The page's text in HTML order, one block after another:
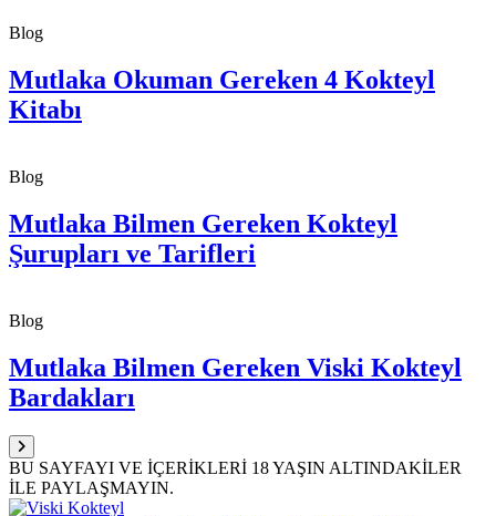
Blog
Mutlaka Okuman Gereken 4 Kokteyl
Kitabı
Blog
Mutlaka Bilmen Gereken Kokteyl
Şurupları ve Tarifleri
Blog
Mutlaka Bilmen Gereken Viski Kokteyl
Bardakları
BU SAYFAYI VE İÇERİKLERİ 18 YAŞIN ALTINDAKİLER
İLE PAYLAŞMAYIN.